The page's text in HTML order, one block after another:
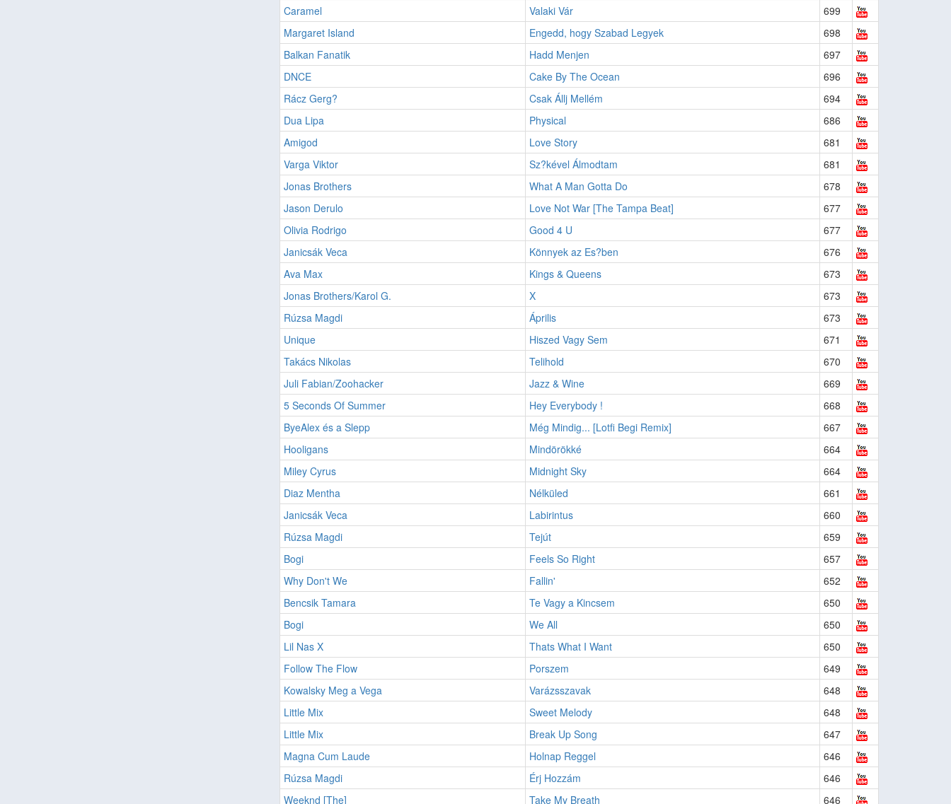
Caramel
Valaki Vár
699
Margaret Island
Engedd, hogy Szabad Legyek
698
Balkan Fanatik
Hadd Menjen
697
DNCE
Cake By The Ocean
696
Rácz Gerg?
Csak Állj Mellém
694
Dua Lipa
Physical
686
Amigod
Love Story
681
Varga Viktor
Sz?kével Álmodtam
681
Jonas Brothers
What A Man Gotta Do
678
Jason Derulo
Love Not War [The Tampa Beat]
677
Olivia Rodrigo
Good 4 U
677
Janicsák Veca
Könnyek az Es?ben
676
Ava Max
Kings & Queens
673
Jonas Brothers/Karol G.
X
673
Rúzsa Magdi
Április
673
Unique
Hiszed Vagy Sem
671
Takács Nikolas
Telihold
670
Juli Fabian/Zoohacker
Jazz & Wine
669
5 Seconds Of Summer
Hey Everybody !
668
ByeAlex és a Slepp
Még Mindig... [Lotfi Begi Remix]
667
Hooligans
Mindörökké
664
Miley Cyrus
Midnight Sky
664
Diaz Mentha
Nélküled
661
Janicsák Veca
Labirintus
660
Rúzsa Magdi
Tejút
659
Bogi
Feels So Right
657
Why Don't We
Fallin'
652
Bencsik Tamara
Te Vagy a Kincsem
650
Bogi
We All
650
Lil Nas X
Thats What I Want
650
Follow The Flow
Porszem
649
Kowalsky Meg a Vega
Varázsszavak
648
Little Mix
Sweet Melody
648
Little Mix
Break Up Song
647
Magna Cum Laude
Holnap Reggel
646
Rúzsa Magdi
Érj Hozzám
646
Weeknd [The]
Take My Breath 646